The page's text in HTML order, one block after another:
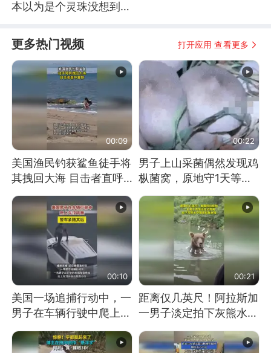
本以为是个灵珠没想到是
更多热门视频 打开应用 查看更多
00:09
美国渔民钓获鲨鱼徒手将
其拽回大海 目击者直呼
震惊 （视频来源：参考
消息）
00:22
男子上山采菌偶然发现鸡
枞菌窝，原地守1天等它
长大：挖了140多朵
00:10
美国一场追捕行动中，一
男子在车辆行驶中爬上车
顶跳舞。（新京报）
00:21
距离仅几英尺！阿拉斯加
一男子淡定拍下灰熊水中
捕食鲑鱼全程